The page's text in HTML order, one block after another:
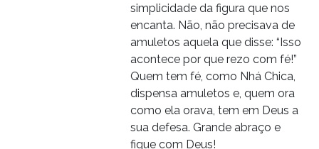
simplicidade da figura que nos
encanta. Não, não precisava de
amuletos aquela que disse: “Isso
acontece por que rezo com fé!”
Quem tem fé, como Nhá Chica,
dispensa amuletos e, quem ora
como ela orava, tem em Deus a
sua defesa. Grande abraço e
fique com Deus!